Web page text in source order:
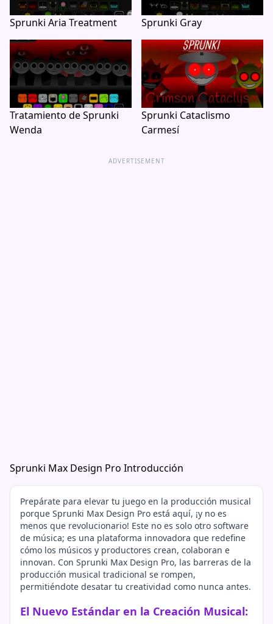
Sprunki Aria Treatment Sprunki Gray
Tratamiento de Sprunki
Wenda
Sprunki Cataclismo
Carmesí
ADVERTISEMENT
Sprunki Max Design Pro Introducción
Prepárate para elevar tu juego en la producción musical
porque Sprunki Max Design Pro está aquí, ¡y no es
menos que revolucionario! Este no es solo otro software
de música; es una plataforma innovadora que redefine
cómo los músicos y productores crean, colaboran e
innovan. Con Sprunki Max Design Pro, las barreras de la
producción musical tradicional se rompen,
permitiéndote desatar tu creatividad como nunca antes.
El Nuevo Estándar en la Creación Musical: